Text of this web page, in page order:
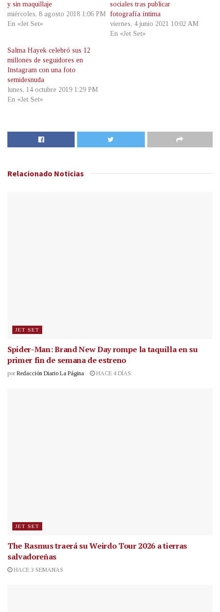
y sin maquillaje
miércoles, 8 agosto 2018 1:06 PM
En «Jet Set»
sociales tras publicar
fotografía íntima
viernes, 4 junio 2021 10:02 AM
En «Jet Set»
Salma Hayek celebró sus 12
millones de seguidores en
Instagram con una foto
semidesnuda
lunes, 14 octubre 2019 1:29 PM
En «Jet Set»
Relacionado Noticias
JET SET
Spider-Man: Brand New Day rompe la taquilla en su
primer fin de semana de estreno
por Redacción Diario La Página HACE 4 DÍAS
JET SET
The Rasmus traerá su Weirdo Tour 2026 a tierras
salvadoreñas
HACE 3 SEMANAS